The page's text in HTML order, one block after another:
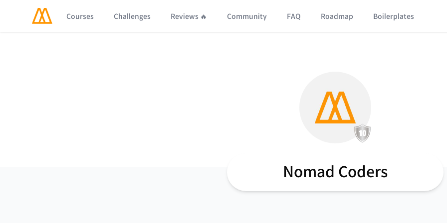
Courses Challenges Reviews 🔥 Community FAQ Roadmap Boilerplates
Nomad Coders